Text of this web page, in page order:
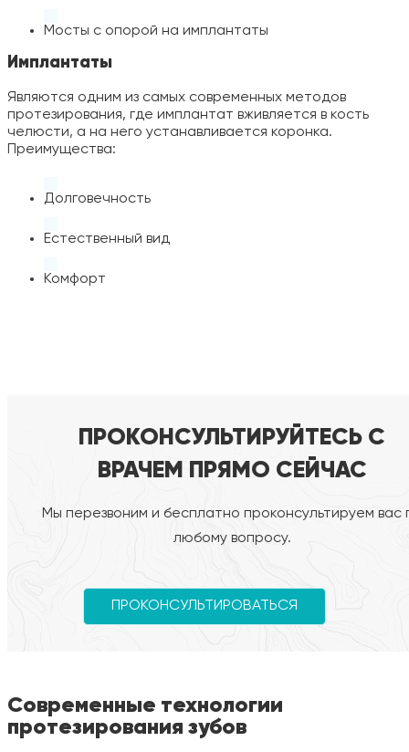
Мосты с опорой на имплантаты
Имплантаты
Являются одним из самых современных методов
протезирования, где имплантат вживляется в кость
челюсти, а на него устанавливается коронка.
Преимущества:
Долговечность
Естественный вид
Комфорт
ПРОКОНСУЛЬТИРУЙТЕСЬ С
ВРАЧЕМ ПРЯМО СЕЙЧАС
Мы перезвоним и бесплатно проконсультируем вас
любому вопросу.
ПРОКОНСУЛЬТИРОВАТЬСЯ
Современные технологии
протезирования зубов